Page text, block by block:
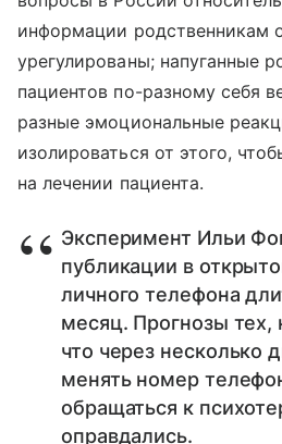
информации родственникам
урегулированы; напуганные
пациентов по-разному себя
разные эмоциональные
изолироваться от этого,
на лечении пациента.
Эксперимент Ильи
публикации в
личного телефона
месяц. Прогнозы тех,
что через несколько
менять номер
обращаться к
оправдались.